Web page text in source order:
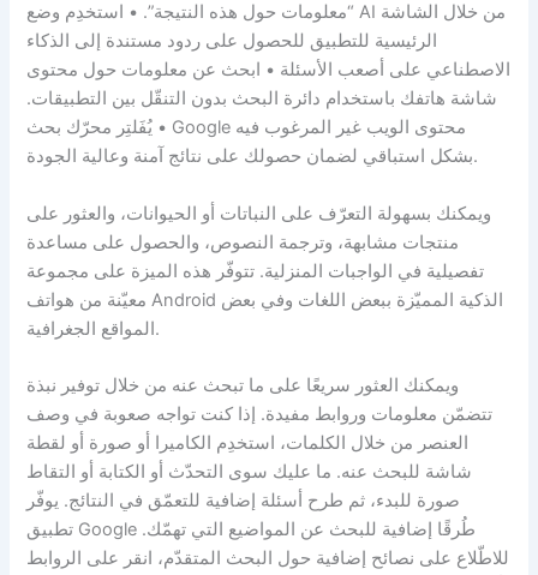
“معلومات حول هذه النتيجة”. • استخدِم وضع AI من خلال الشاشة
الرئيسية للتطبيق للحصول على ردود مستندة إلى الذكاء
الاصطناعي على أصعب الأسئلة • ابحث عن معلومات حول محتوى
شاشة هاتفك باستخدام دائرة البحث بدون التنقّل بين التطبيقات.
• يُفَلتِر محرّك بحث Google محتوى الويب غير المرغوب فيه
بشكل استباقي لضمان حصولك على نتائج آمنة وعالية الجودة.
ويمكنك بسهولة التعرّف على النباتات أو الحيوانات، والعثور على
منتجات مشابهة، وترجمة النصوص، والحصول على مساعدة
تفصيلية في الواجبات المنزلية. تتوفّر هذه الميزة على مجموعة
معيّنة من هواتف Android الذكية المميّزة ببعض اللغات وفي بعض
المواقع الجغرافية.
ويمكنك العثور سريعًا على ما تبحث عنه من خلال توفير نبذة
تتضمّن معلومات وروابط مفيدة. إذا كنت تواجه صعوبة في وصف
العنصر من خلال الكلمات، استخدِم الكاميرا أو صورة أو لقطة
شاشة للبحث عنه. ما عليك سوى التحدّث أو الكتابة أو التقاط
صورة للبدء، ثم طرح أسئلة إضافية للتعمّق في النتائج. يوفّر
تطبيق Google طُرقًا إضافية للبحث عن المواضيع التي تهمّك.
للاطّلاع على نصائح إضافية حول البحث المتقدّم، انقر على الروابط